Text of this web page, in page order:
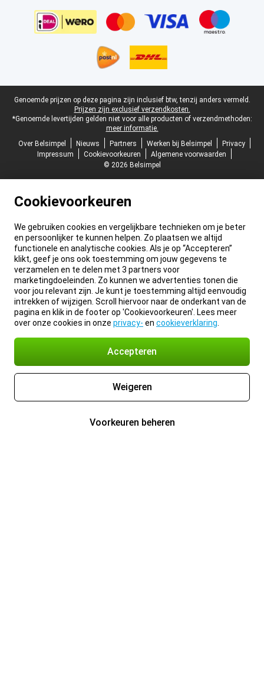
Juridische voettekst
Genoemde prijzen op deze pagina zijn inclusief btw, tenzij anders vermeld.
Prijzen zijn exclusief verzendkosten.
*Genoemde levertijden gelden niet voor alle producten of verzendmethoden:
meer informatie.
Over Belsimpel
Nieuws Partners Werken bij Belsimpel
Privacy
Impressum
Cookievoorkeuren
Algemene voorwaarden
© 2026 Belsimpel
Cookievoorkeuren
We gebruiken cookies en vergelijkbare technieken om je beter
en persoonlijker te kunnen helpen. Zo plaatsen we altijd
functionele en analytische cookies. Als je op “Accepteren”
klikt, geef je ons ook toestemming om jouw gegevens te
verzamelen en te delen met 3 partners voor
marketingdoeleinden. Zo kunnen we advertenties tonen die
voor jou relevant zijn. Je kunt je toestemming altijd eenvoudig
intrekken of wijzigen. Scroll hiervoor naar de onderkant van de
pagina en klik in de footer op 'Cookievoorkeuren'. Lees meer
over onze cookies in onze privacy- en cookieverklaring
Accepteren
Weigeren
Voorkeuren beheren